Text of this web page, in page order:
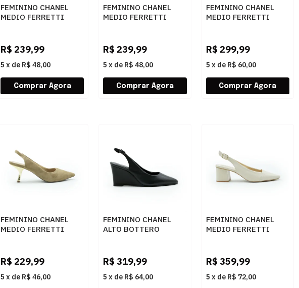
FEMININO CHANEL
MEDIO FERRETTI
R$ 239,99
5 x de R$ 48,00
FEMININO CHANEL
MEDIO FERRETTI
R$ 239,99
5 x de R$ 48,00
FEMININO CHANEL
MEDIO FERRETTI
R$ 299,99
5 x de R$ 60,00
FEMININO CHANEL
MEDIO FERRETTI
R$ 229,99
5 x de R$ 46,00
FEMININO CHANEL
ALTO BOTTERO
R$ 319,99
5 x de R$ 64,00
FEMININO CHANEL
MEDIO FERRETTI
R$ 359,99
5 x de R$ 72,00